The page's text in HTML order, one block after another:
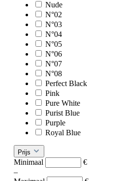
Nude
N°02
N°03
N°04
N°05
N°06
N°07
N°08
Perfect Black
Pink
Pure White
Purist Blue
Purple
Royal Blue
Prijs
Minimaal
€
–